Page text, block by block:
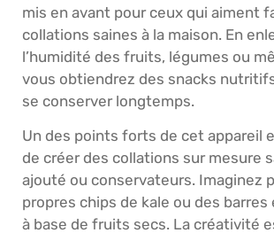
mis en avant pour ceux qui aiment
collations saines à la maison. En
l’humidité des fruits, légumes ou
vous obtiendrez des snacks
se conserver longtemps.
Un des points forts de cet appareil
de créer des collations sur mesure
ajouté ou conservateurs. Imaginez
propres chips de kale ou des
à base de fruits secs. La créativité